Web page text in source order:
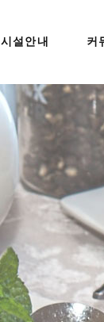
시설안내 커